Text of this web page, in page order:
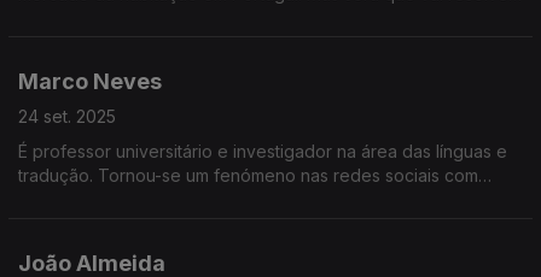
Marco Neves
24 set. 2025
É professor universitário e investigador na área das línguas e
tradução. Tornou-se um fenómeno nas redes sociais com
João Almeida